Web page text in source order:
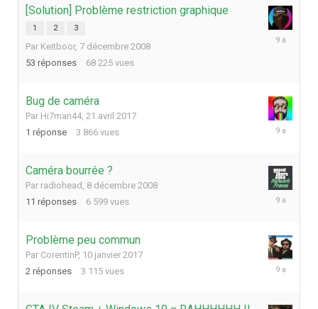
[Solution] Problème restriction graphique
1 2 3
Par Keitboor, 7 décembre 2008
53 réponses 68 225 vues
20
Bug de caméra
Par Hi7man44, 21 avril 2017
1 réponse 3 866 vues
21
Caméra bourrée ?
Par radiohead 8 décembre 2008
11 réponses 6 599 vues
21
Problème peu commun
Par CorentinP, 10 janvier 2017
2 réponses 3 115 vues
19